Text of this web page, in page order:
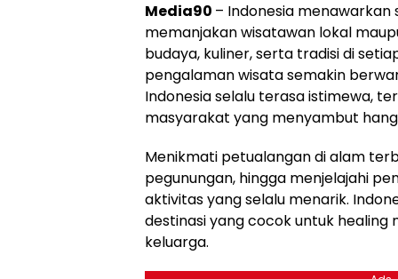
Media90 – Indonesia menawarkan
memanjakan wisatawan lokal
budaya, kuliner, serta tradisi di
pengalaman wisata semakin
Indonesia selalu terasa istimewa,
masyarakat yang menyambut
Menikmati petualangan di alam
pegunungan, hingga menjelajahi
aktivitas yang selalu menarik.
destinasi yang cocok untuk healing
keluarga.